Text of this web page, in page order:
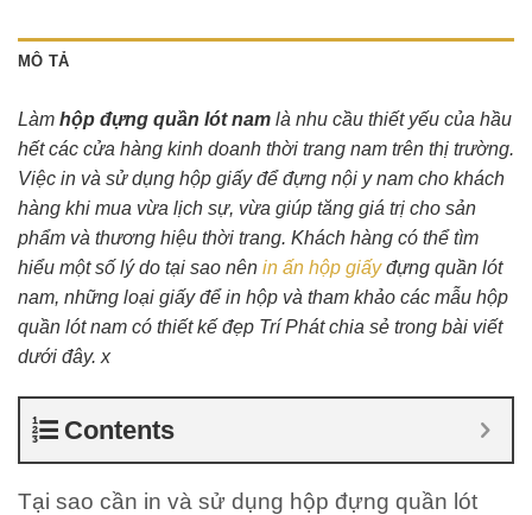
MÔ TẢ
Làm hộp đựng quần lót nam là nhu cầu thiết yếu của hầu
hết các cửa hàng kinh doanh thời trang nam trên thị trường.
Việc in và sử dụng hộp giấy để đựng nội y nam cho khách
hàng khi mua vừa lịch sự, vừa giúp tăng giá trị cho sản
phẩm và thương hiệu thời trang. Khách hàng có thể tìm
hiểu một số lý do tại sao nên in ấn hộp giấyđựng quần lót
nam, những loại giấy để in hộp và tham khảo các mẫu hộp
quần lót nam có thiết kế đẹp Trí Phát chia sẻ trong bài viết
dưới đây. x
Contents
Tại sao cần in và sử dụng hộp đựng quần lót